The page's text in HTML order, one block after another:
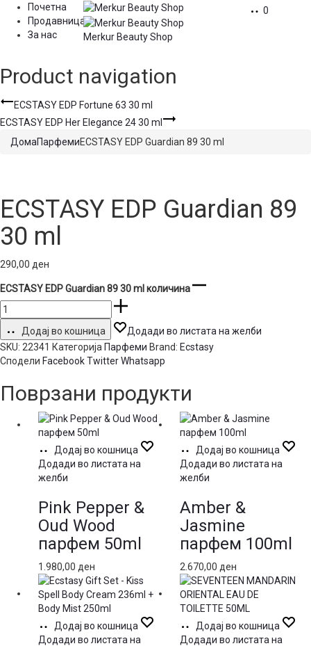
Почетна
Продавница
За нас
Merkur Beauty Shop
0
Product navigation
ECSTASY EDP Fortune 63 30 ml
ECSTASY EDP Her Elegance 24 30 ml
ДомаПарфемиECSTASY EDP Guardian 89 30 ml
ECSTASY EDP Guardian 89
30 ml
290,00 ден
ECSTASY EDP Guardian 89 30 ml количина
Додај во кошница
Додади во листата на желби
SKU: 22341 Категорија Парфеми Brand: Ecstasy
Сподели FacebookTwitterWhatsapp
Поврзани продукти
Додај во кошница
Додади во листата на
желби
Pink Pepper &
Oud Wood
парфем 50ml
1.980,00 ден
Додај во кошница
Додади во листата на
желби
Amber &
Jasmine
парфем 100ml
2.670,00 ден
Додај во кошница
Додади во листата на
Додај во кошница
Додади во листата на